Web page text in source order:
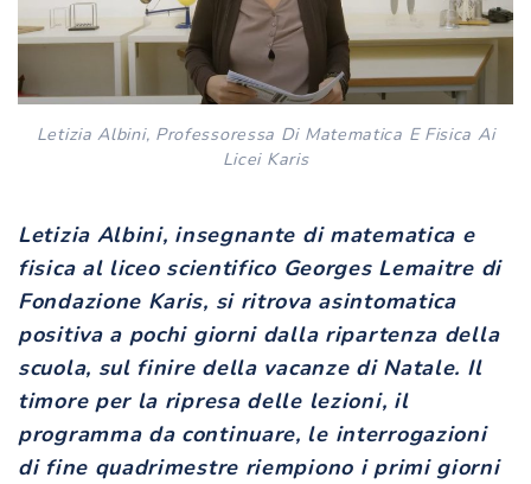
Letizia Albini, Professoressa Di Matematica E Fisica Ai
Licei Karis
Letizia Albini, insegnante di matematica e
fisica al liceo scientifico Georges Lemaitre di
Fondazione Karis, si ritrova asintomatica
positiva a pochi giorni dalla ripartenza della
scuola, sul finire della vacanze di Natale. Il
timore per la ripresa delle lezioni, il
programma da continuare, le interrogazioni
di fine quadrimestre riempiono i primi giorni